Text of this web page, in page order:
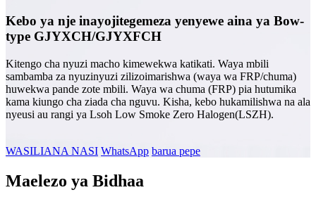
Kebo ya nje inayojitegemeza yenyewe aina ya Bow-
type GJYXCH/GJYXFCH
Kitengo cha nyuzi macho kimewekwa katikati. Waya mbili
sambamba za nyuzinyuzi zilizoimarishwa (waya wa FRP/chuma)
huwekwa pande zote mbili. Waya wa chuma (FRP) pia hutumika
kama kiungo cha ziada cha nguvu. Kisha, kebo hukamilishwa na ala
nyeusi au rangi ya Lsoh Low Smoke Zero Halogen(LSZH).
WASILIANA NASI WhatsApp barua pepe
Maelezo ya Bidhaa